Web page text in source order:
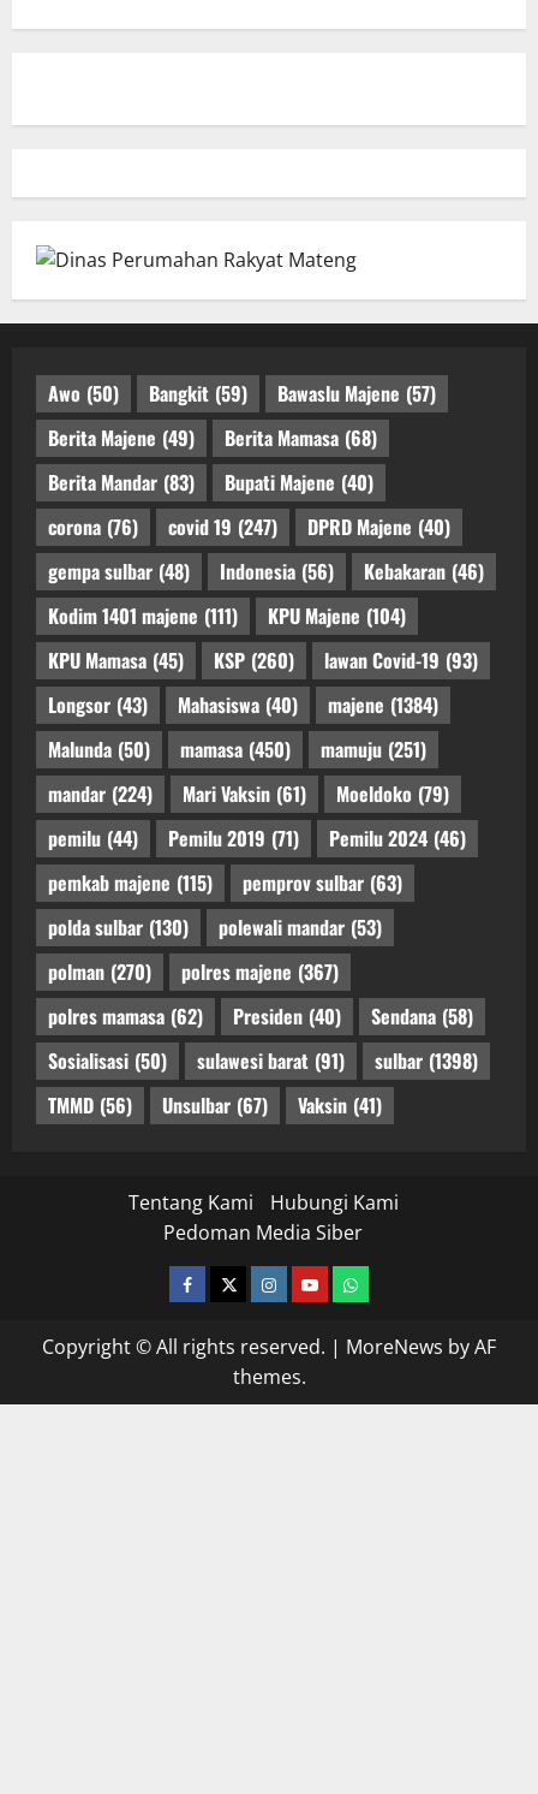
Awo (50) Bangkit (59) Bawaslu Majene (57)
Berita Majene (49) Berita Mamasa (68)
Berita Mandar (83) Bupati Majene (40)
corona (76) covid 19 (247) DPRD Majene (40)
gempa sulbar (48) Indonesia (56) Kebakaran (46)
Kodim 1401 majene (111) KPU Majene (104)
KPU Mamasa (45) KSP (260) lawan Covid-19 (93)
Longsor (43) Mahasiswa (40) majene (1384)
Malunda (50) mamasa (450) mamuju (251)
mandar (224) Mari Vaksin (61) Moeldoko (79)
pemilu (44) Pemilu 2019 (71) Pemilu 2024 (46)
pemkab majene (115) pemprov sulbar (63)
polda sulbar (130) polewali mandar (53)
polman (270) polres majene (367)
polres mamasa (62) Presiden (40) Sendana (58)
Sosialisasi (50) sulawesi barat (91) sulbar (1398)
TMMD (56) Unsulbar (67) Vaksin (41)
Tentang Kami
Hubungi Kami
Pedoman Media Siber
facebooktwitterinstagram.com
youtubewhatsapp
Copyright © All rights reserved. | MoreNews by AF
themes.